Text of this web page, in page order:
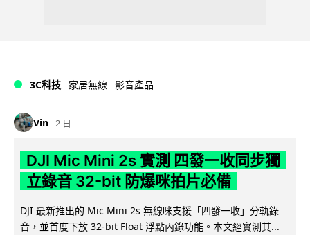
3C科技 家居無線 影音產品
Vin 2 日
DJI Mic Mini 2s 實測 四發一收同步獨
立錄音 32-bit 防爆咪拍片必備
DJI 最新推出的 Mic Mini 2s 無線咪支援「四發一收」分軌錄
音，並首度下放 32-bit Float 浮點內錄功能。本文經實測其...